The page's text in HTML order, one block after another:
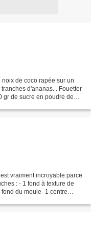
de coco rapée sur un
d'ananas. . Fouetter
gr de sucre en poudre de
vraiment incroyable parce
: - 1 fond à texture de
du moule- 1 centre